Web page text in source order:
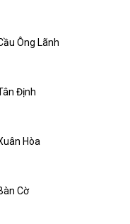
Ông Lãnh
Định
Hòa
Cờ